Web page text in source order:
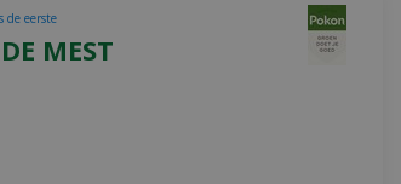
MEST
de eerste